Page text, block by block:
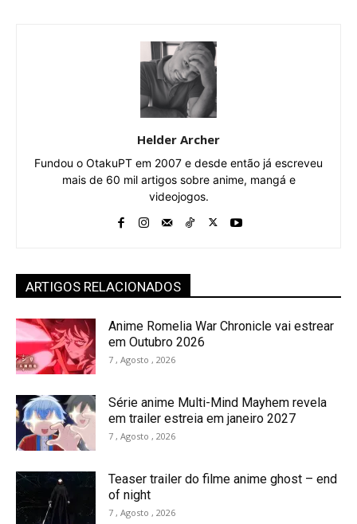
Helder Archer
Fundou o OtakuPT em 2007 e desde então já escreveu
mais de 60 mil artigos sobre anime, mangá e
videojogos.
ARTIGOS RELACIONADOS
Anime Romelia War Chronicle vai estrear
em Outubro 2026
7 , Agosto , 2026
Série anime Multi-Mind Mayhem revela
em trailer estreia em janeiro 2027
7 , Agosto , 2026
Teaser trailer do filme anime ghost – end
of night
7 , Agosto , 2026